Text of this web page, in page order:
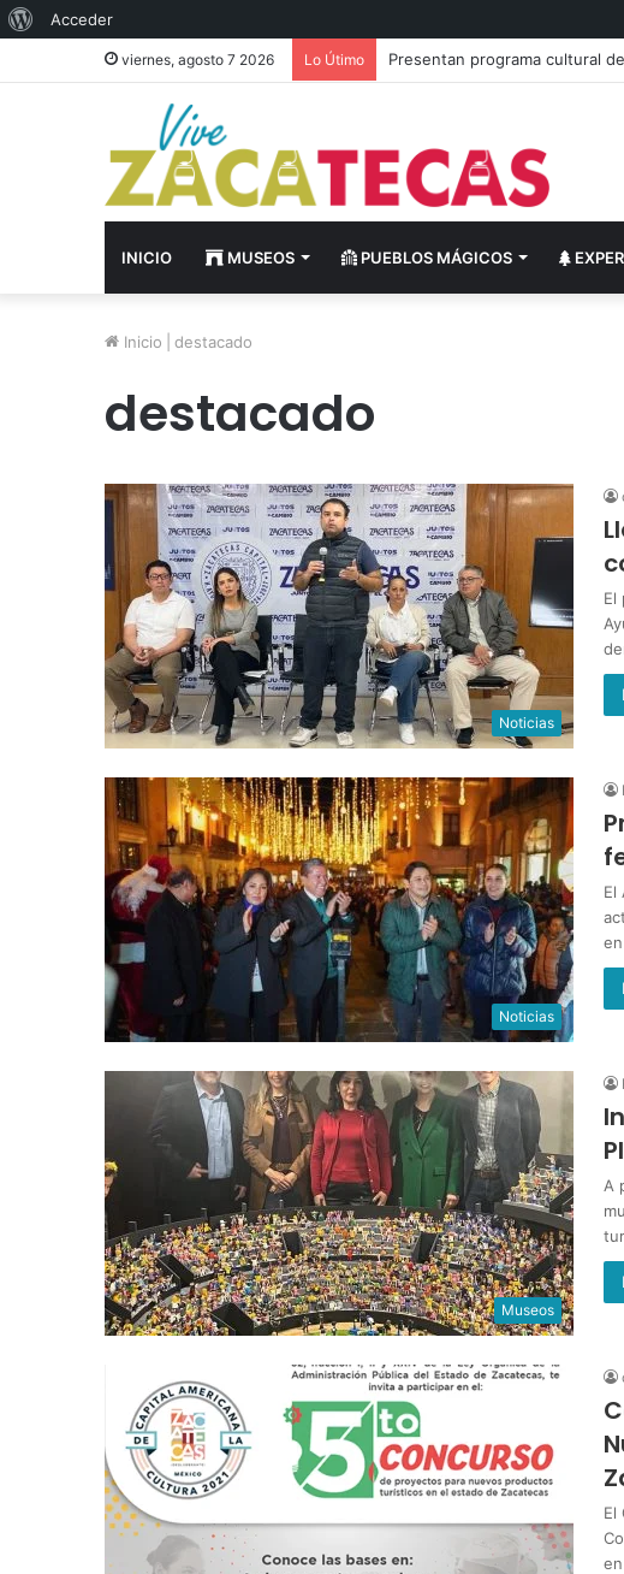
Acerca
Acceder
viernes, agosto 7 2026 Lo Útimo Presentan programa cultural
INICIO MUSEOS PUEBLOS MÁGICOS
Inicio destacado
destacado
Noticias
El
Noticias
El
Museos
A
El